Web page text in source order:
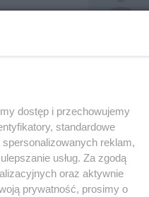
dostęp i przechowujemy
standardowe
reklam,
usług. Za zgodą
oraz aktywnie
prywatność, prosimy o